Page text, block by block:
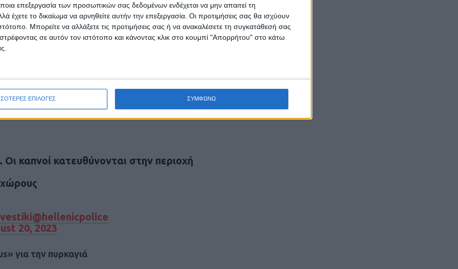
επεξεργασία των προσωπικών σας δεδομένων ενδέχεται να μην απαιτεί τη
έχετε το δικαίωμα να αρνηθείτε αυτήν την επεξεργασία. Οι προτιμήσεις σας θα ισχύουν
Μπορείτε να αλλάξετε τις προτιμήσεις σας ή να ανακαλέσετε τη συγκατάθεσή σας
σε αυτόν τον ιστότοπο και κάνοντας κλικ στο κουμπί "Απορρήτου" στο κάτω
ΕΠΙΛΟΓΕΣ ΣΥΜΦΩΝΩ
August 20, 2023
της Αλεξανδρούπολης
τους κατοίκους της Αλεξανδρούπολης,
με κλειστά παράθυρα και πόρτες
Το μήνυμα αναφέρει: «Αλεξανδρούπολη,
κατευθύνονται στην περιοχή σας.
παράθυρα και πόρτες».
καπνοί κατευθύνονται στην περιοχή
@hellenicpolice
20, 2023
για την πυρκαγιά